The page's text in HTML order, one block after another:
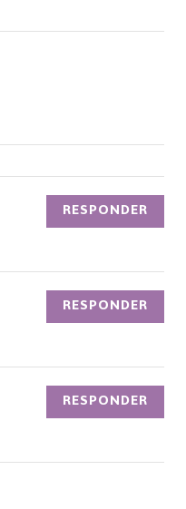
RESPONDER
RESPONDER
RESPONDER